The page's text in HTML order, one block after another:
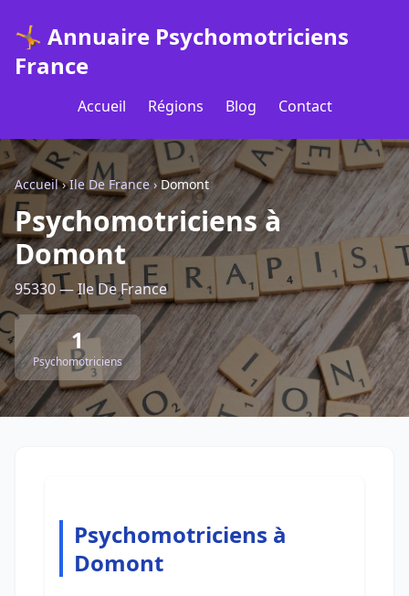
🤸 Annuaire Psychomotriciens
France
Accueil Régions Blog Contact
Accueil›Ile De France›Domont
Psychomotriciens à
Domont
95330 — Ile De France
1
Psychomotriciens
Psychomotriciens à
Domont